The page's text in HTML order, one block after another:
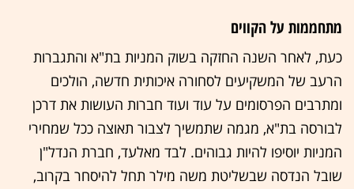
מתחממות על הקווים
כעת, לאחר השנה החזקה בשוק המניות בת"א והתגברות
הרעב של המשקיעים לסחורה איכותית חדשה, הולכים
ומתרבים הפרסומים על עוד ועוד חברות העושות את דרכן
לבורסה בת"א, מגמה שתמשיך לצבור תאוצה ככל שמחירי
המניות יוסיפו להיות גבוהים. לבד מאלעד, חברת הנדל"ן
שובל הנדסה שבשליטת משה מילר תחל להיסחר בקרוב,